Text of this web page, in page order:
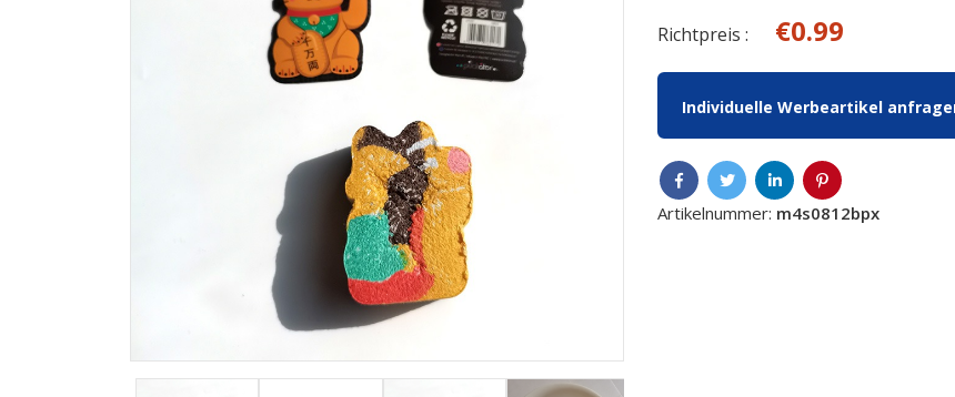
Richtpreis : €0.99
Individuelle Werbeartikel
Artikelnummer: m4s0812bpx